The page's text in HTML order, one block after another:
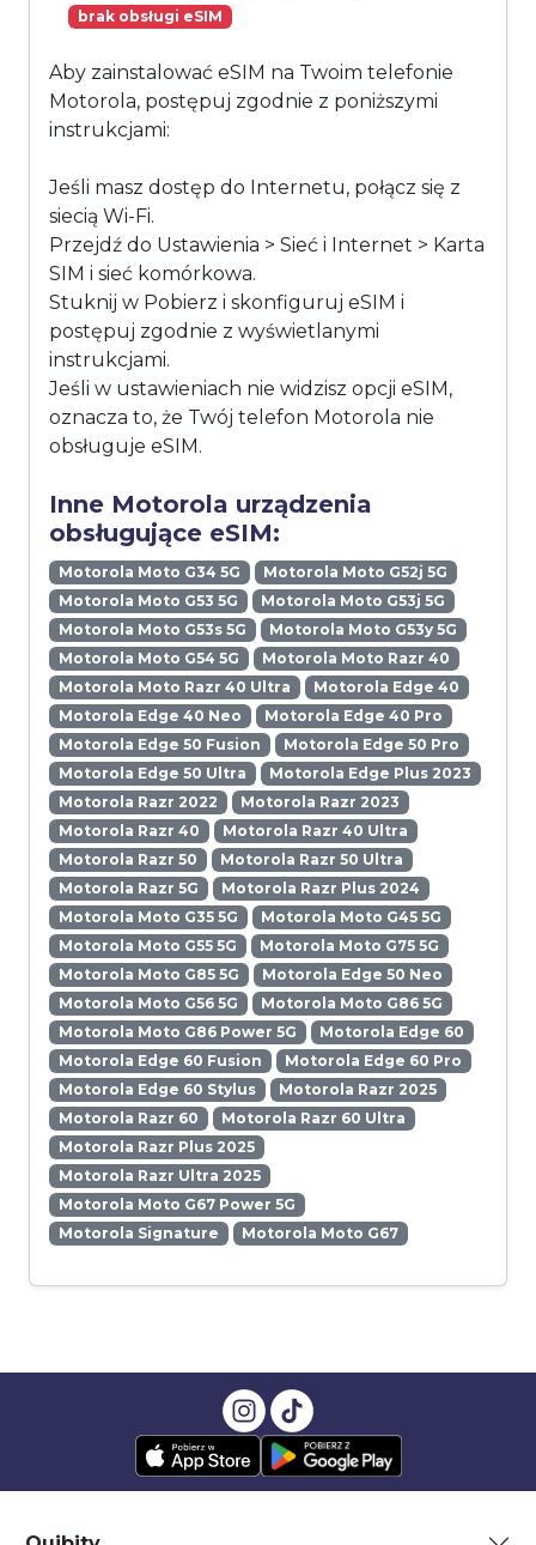
brak obsługi eSIM
Aby zainstalować eSIM na Twoim telefonie
Motorola, postępuj zgodnie z poniższymi
instrukcjami:
Jeśli masz dostęp do Internetu, połącz się z
siecią Wi-Fi.
Przejdź do Ustawienia > Sieć i Internet > Karta
SIM i sieć komórkowa.
Stuknij w Pobierz i skonfiguruj eSIM i
postępuj zgodnie z wyświetlanymi
instrukcjami.
Jeśli w ustawieniach nie widzisz opcji eSIM,
oznacza to, że Twój telefon Motorola nie
obsługuje eSIM.
Inne Motorola urządzenia
obsługujące eSIM:
Motorola Moto G34 5G
Motorola Moto G52j 5G
Motorola Moto G53 5G
Motorola Moto G53j 5G
Motorola Moto G53s 5G
Motorola Moto G53y 5G
Motorola Moto G54 5G
Motorola Moto Razr 40
Motorola Moto Razr 40 Ultra
Motorola Edge 40
Motorola Edge 40 Neo
Motorola Edge 40 Pro
Motorola Edge 50 Fusion
Motorola Edge 50 Pro
Motorola Edge 50 Ultra
Motorola Edge Plus 2023
Motorola Razr 2022
Motorola Razr 2023
Motorola Razr 40
Motorola Razr 40 Ultra
Motorola Razr 50
Motorola Razr 50 Ultra
Motorola Razr 5G
Motorola Razr Plus 2024
Motorola Moto G35 5G
Motorola Moto G45 5G
Motorola Moto G55 5G
Motorola Moto G75 5G
Motorola Moto G85 5G
Motorola Edge 50 Neo
Motorola Moto G56 5G
Motorola Moto G86 5G
Motorola Moto G86 Power 5G
Motorola Edge 60
Motorola Edge 60 Fusion
Motorola Edge 60 Pro
Motorola Edge 60 Stylus
Motorola Razr 2025
Motorola Razr 60
Motorola Razr 60 Ultra
Motorola Razr Plus 2025
Motorola Razr Ultra 2025
Motorola Moto G67 Power 5G
Motorola Signature
Motorola Moto G67